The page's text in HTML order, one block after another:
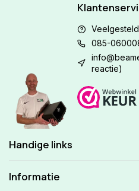
085-
reactie)
Handige links
Informatie